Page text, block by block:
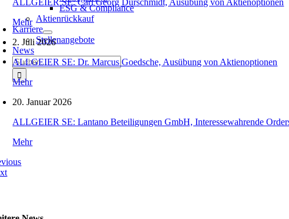
ESG & Compliance
Aktienrückkauf
Karriere
Stellenangebote
News
Suche
nach:
Mehr
2. Juli 2026
ALLGEIER SE: Dr. Marcus Goedsche, Ausübung von Aktienoptionen
Mehr
20. Januar 2026
ALLGEIER SE: Lantano Beteiligungen GmbH, Interessewahrende
Mehr